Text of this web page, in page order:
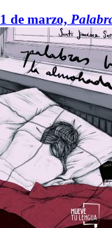
1 de marzo,